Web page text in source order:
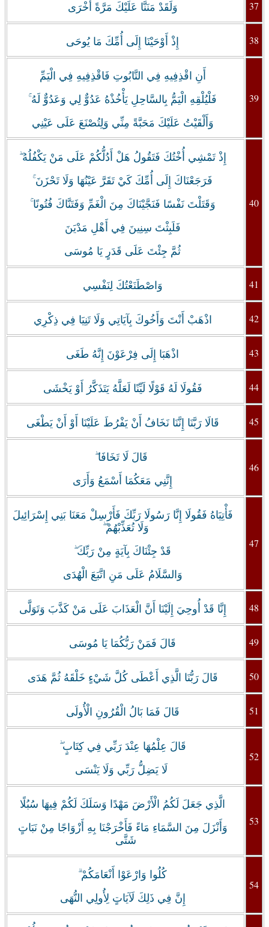
وَلَقَدْ مَنَنَّا عَلَيْكَ مَرَّةً أُخْرَى 37
إِذْ أَوْحَيْنَا إِلَى أُمِّكَ مَا يُوحَى 38
أَنِ اقْذِفِيهِ فِي التَّابُوتِ فَاقْذِفِيهِ فِي الْيَمِّ
فَلْيُلْقِهِ الْيَمُّ بِالسَّاحِلِ يَأْخُذْهُ عَدُوٌّ لِي وَعَدُوٌّ لَهُ ۚ
وَأَلْقَيْتُ عَلَيْكَ مَحَبَّةً مِنِّي وَلِتُصْنَعَ عَلَى عَيْنِي
39
إِذْ تَمْشِي أُخْتُكَ فَتَقُولُ هَلْ أَدُلُّكُمْ عَلَى مَنْ يَكْفُلُهُ ۖ
فَرَجَعْنَاكَ إِلَى أُمِّكَ كَيْ تَقَرَّ عَيْنُهَا وَلَا تَحْزَنَ ۚ
وَقَتَلْتَ نَفْسًا فَنَجَّيْنَاكَ مِنَ الْغَمِّ وَفَتَنَّاكَ فُتُونًا ۚ
فَلَبِثْتَ سِنِينَ فِي أَهْلِ مَدْيَنَ
ثُمَّ جِئْتَ عَلَى قَدَرٍ يَا مُوسَى
40
وَاصْطَنَعْتُكَ لِنَفْسِي 41
اذْهَبْ أَنْتَ وَأَخُوكَ بِآيَاتِي وَلَا تَنِيَا فِي ذِكْرِي 42
اذْهَبَا إِلَى فِرْعَوْنَ إِنَّهُ طَغَى 43
فَقُولَا لَهُ قَوْلًا لَيِّنًا لَعَلَّهُ يَتَذَكَّرُ أَوْ يَخْشَى 44
قَالَا رَبَّنَا إِنَّنَا نَخَافُ أَنْ يَفْرُطَ عَلَيْنَا أَوْ أَنْ يَطْغَى 45
قَالَ لَا تَخَافَا ۖ
إِنَّنِي مَعَكُمَا أَسْمَعُ وَأَرَى
46
فَأْتِيَاهُ فَقُولَا إِنَّا رَسُولَا رَبِّكَ فَأَرْسِلْ مَعَنَا بَنِي إِسْرَائِيلَ
وَلَا تُعَذِّبْهُمْ ۖ
قَدْ جِئْنَاكَ بِآيَةٍ مِنْ رَبِّكَ ۖ
وَالسَّلَامُ عَلَى مَنِ اتَّبَعَ الْهُدَى
47
إِنَّا قَدْ أُوحِيَ إِلَيْنَا أَنَّ الْعَذَابَ عَلَى مَنْ كَذَّبَ وَتَوَلَّى 48
قَالَ فَمَنْ رَبُّكُمَا يَا مُوسَى 49
قَالَ رَبُّنَا الَّذِي أَعْطَى كُلَّ شَيْءٍ خَلْقَهُ ثُمَّ هَدَى 50
قَالَ فَمَا بَالُ الْقُرُونِ الْأُولَى 51
قَالَ عِلْمُهَا عِنْدَ رَبِّي فِي كِتَابٍ ۖ
لَا يَضِلُّ رَبِّي وَلَا يَنْسَى
52
الَّذِي جَعَلَ لَكُمُ الْأَرْضَ مَهْدًا وَسَلَكَ لَكُمْ فِيهَا سُبُلًا
وَأَنْزَلَ مِنَ السَّمَاءِ مَاءً فَأَخْرَجْنَا بِهِ أَزْوَاجًا مِنْ نَبَاتٍ
شَتَّى
53
كُلُوا وَارْعَوْا أَنْعَامَكُمْ ۗ
إِنَّ فِي ذَلِكَ لَآيَاتٍ لِأُولِي النُّهَى
54